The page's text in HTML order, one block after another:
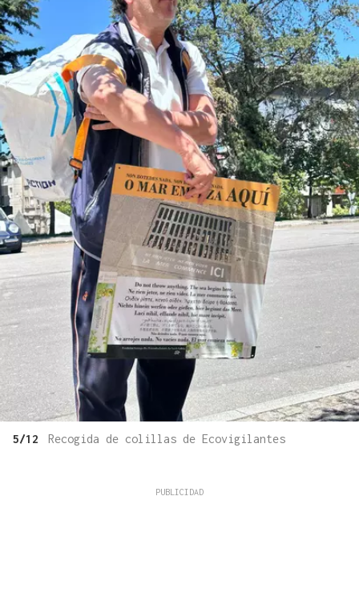
5/12 Recogida de colillas de Ecovigilantes